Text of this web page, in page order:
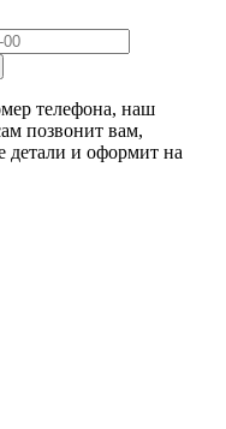
телефона, наш
позвонит вам,
детали и оформит на